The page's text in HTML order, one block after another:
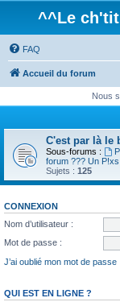
^^Le
FAQ
Accueil du forum
Nous
C'est par là le
Sous-forums :
forum ??? Un
Sujets : 125
CONNEXION
Nom d’utilisateur :
Mot de passe :
J’ai oublié mon mot de passe
QUI EST EN LIGNE ?